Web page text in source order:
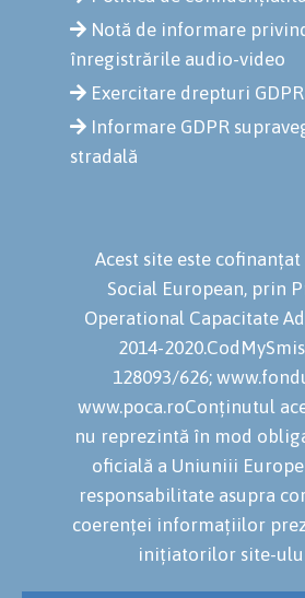
Notă de informare
înregistrările audio-video
Exercitare drepturi GDPR
Informare GDPR
stradală
Acest site este
Social European, prin
Operational Capacitate
2014-
128093/626;
www.poca.roConținutul
nu reprezintă în mod
oficială a Uniuniii
responsabilitate asupra
coerenței informațiilor
inițiatorilor site-